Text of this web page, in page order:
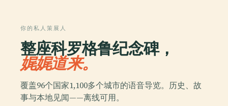
你的私人策展人
整座科罗格鲁纪念碑，
娓娓道来。
覆盖96个国家1,100多个城市的语音导览。历史、故
事与本地见闻——离线可用。